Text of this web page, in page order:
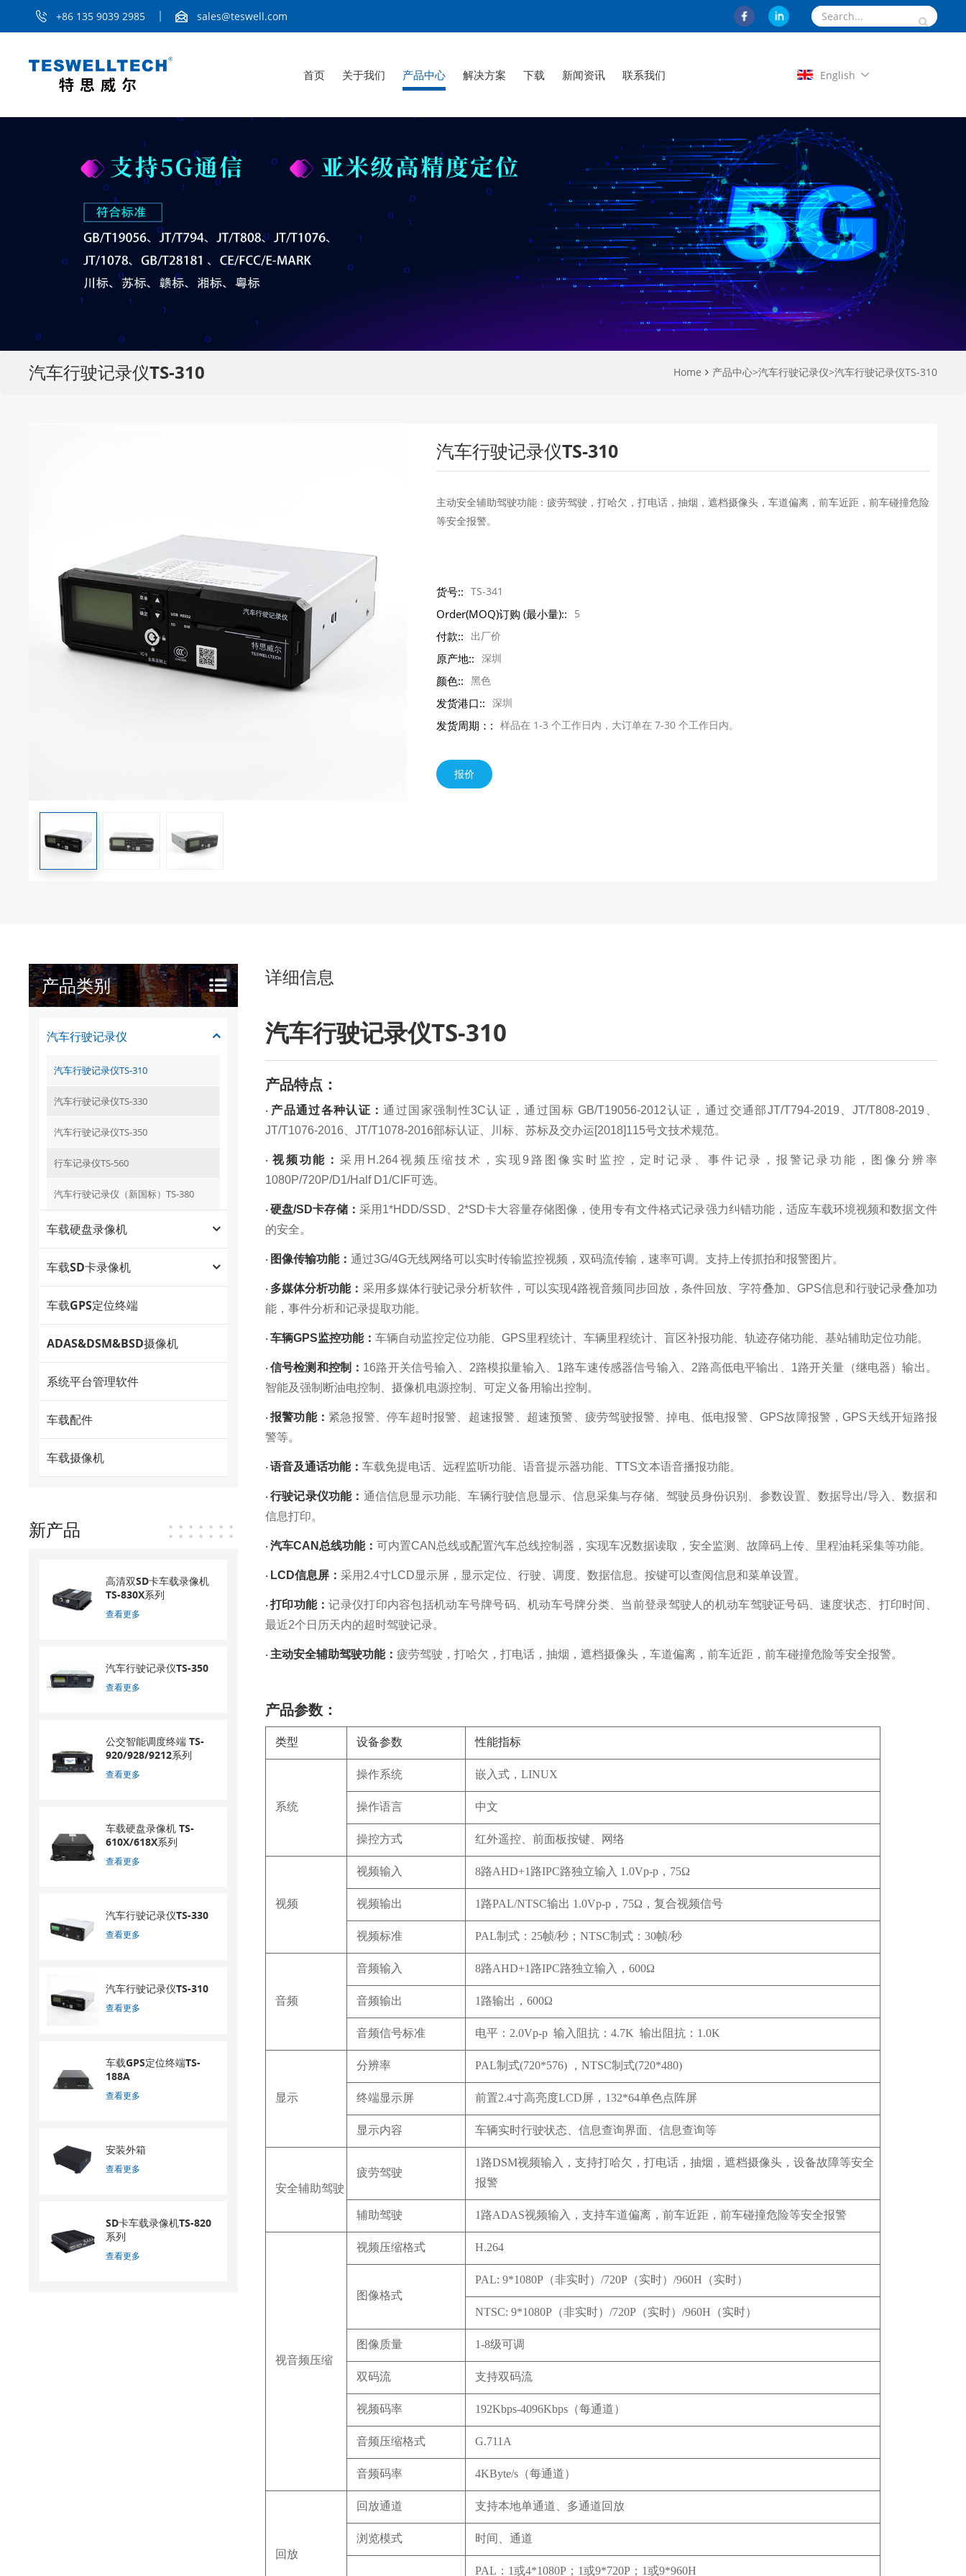
+86 135 9039 2985 sales@teswell.com
首页 关于我们 产品中心 解决方案 下载 新闻资讯 联系我们 English
汽车行驶记录仪TS-310 Home 产品中心>汽车行驶记录仪>汽车行驶记录仪TS-310
汽车行驶记录仪TS-310
主动安全辅助驾驶功能：疲劳驾驶，打哈欠，打电话，抽烟，遮档摄像头，车道偏离，前车近距，前车碰撞危险
等安全报警。
货号:: TS-341
Order(MOQ)订购 (最小量):: 5
付款:: 出厂价
原产地:: 深圳
颜色:: 黑色
发货港口:: 深圳
发货周期：: 样品在 1-3 个工作日内，大订单在 7-30 个工作日内。
报价
详细信息
汽车行驶记录仪TS-310
产品特点：
· 产品通过各种认证：通过国家强制性3C认证，通过国标 GB/T19056-2012认证，通过交通部JT/T794-2019、JT/T808-2019、
JT/T1076-2016、JT/T1078-2016部标认证、川标、苏标及交办运[2018]115号文技术规范。
· 视频功能：采用 H.264视频压缩技术，实现9路图像实时监控，定时记录、事件记录，报警记录功能，图像分辨率
1080P/720P/D1/Half D1/CIF可选。
· 硬盘/SD卡存储： 采用 1*HDD/SSD、2*SD卡大容量存储图像，使用专有文件格式记录强力纠错功能，适应车载环境视频和数据文件
的安全。
· 图像传输功能： 通过3G/4G无线网络可以实时传输监控视频，双码流传输，速率可调。支持上传抓拍和报警图片。
· 多媒体分析功能： 采用多媒体行驶记录分析软件，可以实现4路视音频同步回放，条件回放、字符叠加、GPS信息和行驶记录叠加功
能，事件分析和记录提取功能。
· 车辆GPS监控功能： 车辆自动监控定位功能、 GPS里程统计、车辆里程统计、盲区补报功能、轨迹存储功能、基站辅助定位功能。
· 信号检测和控制： 16路开关信号输入、2路模拟量输入、1路车速传感器信号输入、2路高低电平输出、1路开关量（继电器）输出。
智能及强制断油电控制、摄像机电源控制、可定义备用输出控制。
·报警功能： 紧急报警、停车超时报警、超速报警、超速预警、疲劳驾驶报警、掉电、低电报警、GPS故障报警，GPS天线开短路报
警等。
· 语音及通话功能： 车载免提电话、远程监听功能、语音提示器功能、 TTS文本语音播报功能。
·行驶记录仪功能： 通信信息显示功能、车辆行驶信息显示、信息采集与存储、驾驶员身份识别、参数设置、数据导出/导入、数据和
信息打印。
· 汽车CAN总线功能： 可内置CAN总线或配置汽车总线控制器，实现车况数据读取，安全监测、故障码上传、里程油耗采集等功能。
· LCD信息屏： 采用 2.4寸LCD显示屏，显示定位、行驶、调度、数据信息。按键可以查阅信息和菜单设置。
·打印功能：记录仪打印内容包括机动车号牌号码、机动车号牌分类、当前登录驾驶人的机动车驾驶证号码、速度状态、打印时间、
最近2个日历天内的超时驾驶记录。
· 主动安全辅助驾驶功能： 疲劳驾驶，打哈欠，打电话，抽烟，遮档摄像头，车道偏离，前车近距，前车碰撞危险等安全报警。
产品参数：
类型 设备参数 性能指标
系统
操作系统 嵌入式，LINUX
操作语言 中文
操控方式 红外遥控、前面板按键、网络
视频
视频输入 8路AHD+1路IPC路独立输入 1.0Vp-p，75Ω
视频输出 1路PAL/NTSC输出 1.0Vp-p，75Ω，复合视频信号
视频标准 PAL制式：25帧/秒；NTSC制式：30帧/秒
音频
音频输入 8路AHD+1路IPC路独立输入，600Ω
音频输出 1路输出，600Ω
音频信号标准 电平：2.0Vp-p 输入阻抗：4.7K 输出阻抗：1.0K
显示
分辨率 PAL制式(720*576) ，NTSC制式(720*480)
终端显示屏 前置2.4寸高亮度LCD屏，132*64单色点阵屏
显示内容 车辆实时行驶状态、信息查询界面、信息查询等
安全辅助驾驶
疲劳驾驶
1路DSM视频输入，支持打哈欠，打电话，抽烟，遮档摄像头，设备故障等安全
报警
辅助驾驶 1路ADAS视频输入，支持车道偏离，前车近距，前车碰撞危险等安全报警
视音频压缩
视频压缩格式 H.264
图像格式
PAL: 9*1080P（非实时）/720P（实时）/960H（实时）
NTSC: 9*1080P（非实时）/720P（实时）/960H（实时）
图像质量 1-8级可调
双码流 支持双码流
视频码率 192Kbps-4096Kbps（每通道）
音频压缩格式 G.711A
音频码率 4KByte/s（每通道）
回放
回放通道 支持本地单通道、多通道回放
浏览模式 时间、通道
PAL：1或4*1080P；1或9*720P；1或9*960H
产品类别
汽车行驶记录仪
汽车行驶记录仪TS-310
汽车行驶记录仪TS-330
汽车行驶记录仪TS-350
行车记录仪TS-560
汽车行驶记录仪（新国标）TS-380
车载硬盘录像机
车载SD卡录像机
车载GPS定位终端
ADAS&DSM&BSD摄像机
系统平台管理软件
车载配件
车载摄像机
新产品
高清双SD卡车载录像机
TS-830X系列
查看更多
汽车行驶记录仪TS-350
查看更多
公交智能调度终端 TS-
920/928/9212系列
查看更多
车载硬盘录像机 TS-
610X/618X系列
查看更多
汽车行驶记录仪TS-330
查看更多
汽车行驶记录仪TS-310
查看更多
车载GPS定位终端TS-
188A
查看更多
安装外箱
查看更多
SD卡车载录像机TS-820
系列
查看更多